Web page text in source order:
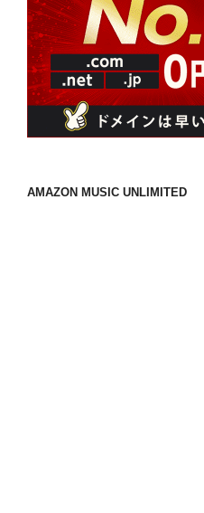
AMAZON MUSIC UNLIMITED